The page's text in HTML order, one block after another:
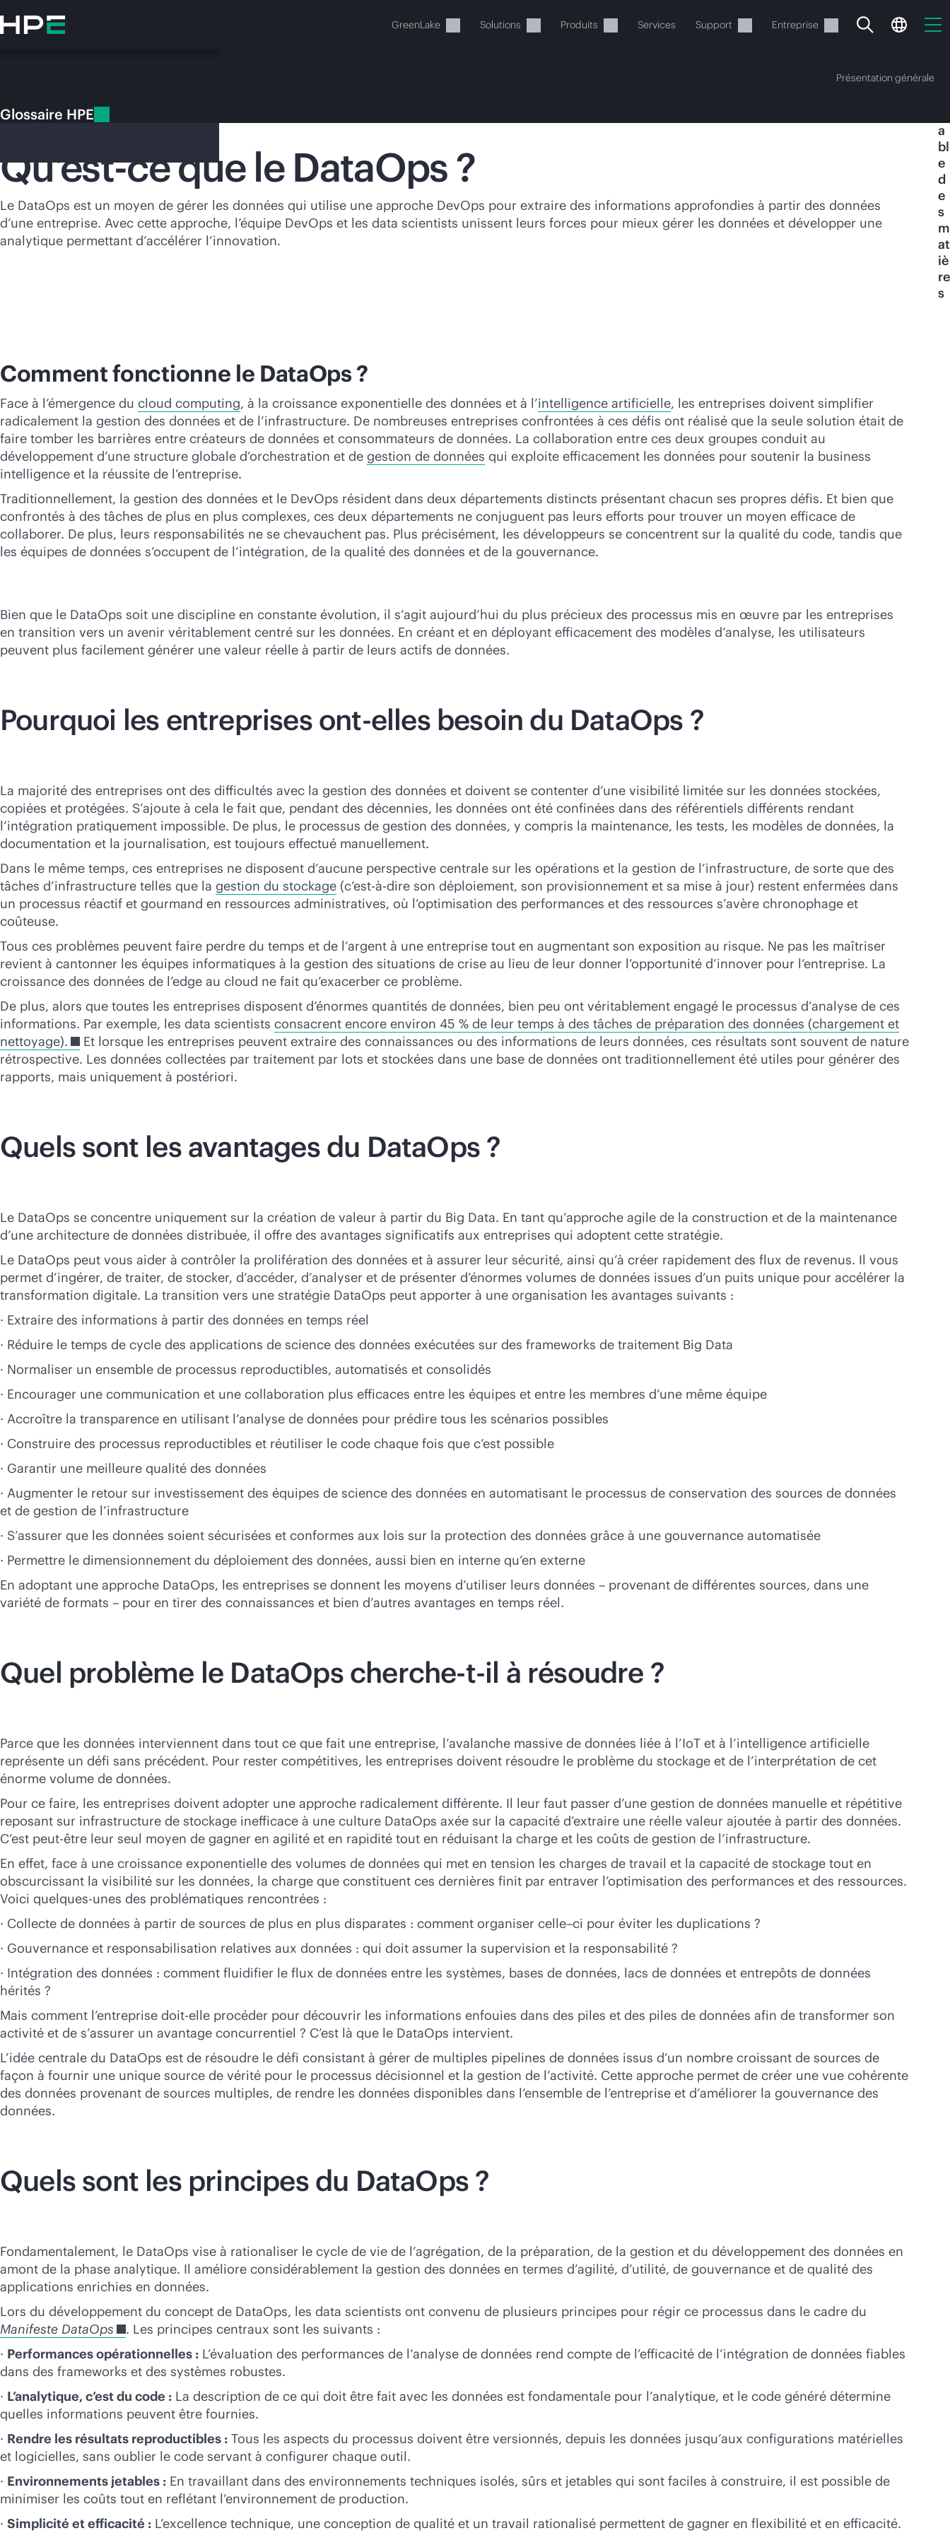
au
contenu
GreenLake Solutions Produits Services Support Entreprise
Votre panier est actuellement vide
Rendez-vous dans la boutique HPE pour découvrir, configurer et commander.
Présentation générale
Glossaire HPE
Qu’est-ce que le DataOps ?
Le DataOps est un moyen de gérer les données qui utilise une approche DevOps pour extraire des informations approfondies à partir des données
d’une entreprise. Avec cette approche, l’équipe DevOps et les data scientists unissent leurs forces pour mieux gérer les données et développer une
analytique permettant d’accélérer l’innovation.
a
bl
e
d
e
s
m
at
iè
re
s
Comment fonctionne le DataOps ?
Face à l’émergence du cloud computing, à la croissance exponentielle des données et à l’intelligence artificielle, les entreprises doivent simplifier
radicalement la gestion des données et de l’infrastructure. De nombreuses entreprises confrontées à ces défis ont réalisé que la seule solution était de
faire tomber les barrières entre créateurs de données et consommateurs de données. La collaboration entre ces deux groupes conduit au
développement d’une structure globale d’orchestration et de gestion de données qui exploite efficacement les données pour soutenir la business
intelligence et la réussite de l’entreprise.
Traditionnellement, la gestion des données et le DevOps résident dans deux départements distincts présentant chacun ses propres défis. Et bien que
confrontés à des tâches de plus en plus complexes, ces deux départements ne conjuguent pas leurs efforts pour trouver un moyen efficace de
collaborer. De plus, leurs responsabilités ne se chevauchent pas. Plus précisément, les développeurs se concentrent sur la qualité du code, tandis que
les équipes de données s’occupent de l’intégration, de la qualité des données et de la gouvernance.
Bien que le DataOps soit une discipline en constante évolution, il s’agit aujourd’hui du plus précieux des processus mis en œuvre par les entreprises
en transition vers un avenir véritablement centré sur les données. En créant et en déployant efficacement des modèles d’analyse, les utilisateurs
peuvent plus facilement générer une valeur réelle à partir de leurs actifs de données.
Pourquoi les entreprises ont-elles besoin du DataOps ?
La majorité des entreprises ont des difficultés avec la gestion des données et doivent se contenter d’une visibilité limitée sur les données stockées,
copiées et protégées. S’ajoute à cela le fait que, pendant des décennies, les données ont été confinées dans des référentiels différents rendant
l’intégration pratiquement impossible. De plus, le processus de gestion des données, y compris la maintenance, les tests, les modèles de données, la
documentation et la journalisation, est toujours effectué manuellement.
Dans le même temps, ces entreprises ne disposent d’aucune perspective centrale sur les opérations et la gestion de l’infrastructure, de sorte que des
tâches d’infrastructure telles que la gestion du stockage (c’est-à-dire son déploiement, son provisionnement et sa mise à jour) restent enfermées dans
un processus réactif et gourmand en ressources administratives, où l’optimisation des performances et des ressources s’avère chronophage et
coûteuse.
Tous ces problèmes peuvent faire perdre du temps et de l’argent à une entreprise tout en augmentant son exposition au risque. Ne pas les maîtriser
revient à cantonner les équipes informatiques à la gestion des situations de crise au lieu de leur donner l’opportunité d’innover pour l’entreprise. La
croissance des données de l’edge au cloud ne fait qu’exacerber ce problème.
De plus, alors que toutes les entreprises disposent d’énormes quantités de données, bien peu ont véritablement engagé le processus d’analyse de ces
informations. Par exemple, les data scientists consacrent encore environ 45 % de leur temps à des tâches de préparation des données (chargement et
nettoyage).
Et lorsque les entreprises peuvent extraire des connaissances ou des informations de leurs données, ces résultats sont souvent de nature
rétrospective. Les données collectées par traitement par lots et stockées dans une base de données ont traditionnellement été utiles pour générer des
rapports, mais uniquement à postériori.
Quels sont les avantages du DataOps ?
Le DataOps se concentre uniquement sur la création de valeur à partir du Big Data. En tant qu’approche agile de la construction et de la maintenance
d’une architecture de données distribuée, il offre des avantages significatifs aux entreprises qui adoptent cette stratégie.
Le DataOps peut vous aider à contrôler la prolifération des données et à assurer leur sécurité, ainsi qu’à créer rapidement des flux de revenus. Il vous
permet d’ingérer, de traiter, de stocker, d’accéder, d’analyser et de présenter d’énormes volumes de données issues d’un puits unique pour accélérer la
transformation digitale. La transition vers une stratégie DataOps peut apporter à une organisation les avantages suivants :
· Extraire des informations à partir des données en temps réel
· Réduire le temps de cycle des applications de science des données exécutées sur des frameworks de traitement Big Data
· Normaliser un ensemble de processus reproductibles, automatisés et consolidés
· Encourager une communication et une collaboration plus efficaces entre les équipes et entre les membres d’une même équipe
· Accroître la transparence en utilisant l’analyse de données pour prédire tous les scénarios possibles
· Construire des processus reproductibles et réutiliser le code chaque fois que c’est possible
· Garantir une meilleure qualité des données
· Augmenter le retour sur investissement des équipes de science des données en automatisant le processus de conservation des sources de données
et de gestion de l’infrastructure
· S’assurer que les données soient sécurisées et conformes aux lois sur la protection des données grâce à une gouvernance automatisée
· Permettre le dimensionnement du déploiement des données, aussi bien en interne qu’en externe
En adoptant une approche DataOps, les entreprises se donnent les moyens d’utiliser leurs données – provenant de différentes sources, dans une
variété de formats – pour en tirer des connaissances et bien d’autres avantages en temps réel.
Quel problème le DataOps cherche-t-il à résoudre ?
Parce que les données interviennent dans tout ce que fait une entreprise, l’avalanche massive de données liée à l’IoT et à l’intelligence artificielle
représente un défi sans précédent. Pour rester compétitives, les entreprises doivent résoudre le problème du stockage et de l’interprétation de cet
énorme volume de données.
Pour ce faire, les entreprises doivent adopter une approche radicalement différente. Il leur faut passer d’une gestion de données manuelle et répétitive
reposant sur infrastructure de stockage inefficace à une culture DataOps axée sur la capacité d’extraire une réelle valeur ajoutée à partir des données.
C’est peut-être leur seul moyen de gagner en agilité et en rapidité tout en réduisant la charge et les coûts de gestion de l’infrastructure.
En effet, face à une croissance exponentielle des volumes de données qui met en tension les charges de travail et la capacité de stockage tout en
obscurcissant la visibilité sur les données, la charge que constituent ces dernières finit par entraver l’optimisation des performances et des ressources.
Voici quelques-unes des problématiques rencontrées :
· Collecte de données à partir de sources de plus en plus disparates : comment organiser celle–ci pour éviter les duplications ?
· Gouvernance et responsabilisation relatives aux données : qui doit assumer la supervision et la responsabilité ?
· Intégration des données : comment fluidifier le flux de données entre les systèmes, bases de données, lacs de données et entrepôts de données
hérités ?
Mais comment l’entreprise doit-elle procéder pour découvrir les informations enfouies dans des piles et des piles de données afin de transformer son
activité et de s’assurer un avantage concurrentiel ? C’est là que le DataOps intervient.
L’idée centrale du DataOps est de résoudre le défi consistant à gérer de multiples pipelines de données issus d’un nombre croissant de sources de
façon à fournir une unique source de vérité pour le processus décisionnel et la gestion de l’activité. Cette approche permet de créer une vue cohérente
des données provenant de sources multiples, de rendre les données disponibles dans l’ensemble de l’entreprise et d’améliorer la gouvernance des
données.
Quels sont les principes du DataOps ?
Fondamentalement, le DataOps vise à rationaliser le cycle de vie de l’agrégation, de la préparation, de la gestion et du développement des données en
amont de la phase analytique. Il améliore considérablement la gestion des données en termes d’agilité, d’utilité, de gouvernance et de qualité des
applications enrichies en données.
Lors du développement du concept de DataOps, les data scientists ont convenu de plusieurs principes pour régir ce processus dans le cadre du
Manifeste DataOps
. Les principes centraux sont les suivants :
· Performances opérationnelles : L’évaluation des performances de l’analyse de données rend compte de l’efficacité de l’intégration de données fiables
dans des frameworks et des systèmes robustes.
· L’analytique, c’est du code : La description de ce qui doit être fait avec les données est fondamentale pour l’analytique, et le code généré détermine
quelles informations peuvent être fournies.
· Rendre les résultats reproductibles : Tous les aspects du processus doivent être versionnés, depuis les données jusqu’aux configurations matérielles
et logicielles, sans oublier le code servant à configurer chaque outil.
· Environnements jetables : En travaillant dans des environnements techniques isolés, sûrs et jetables qui sont faciles à construire, il est possible de
minimiser les coûts tout en reflétant l’environnement de production.
· Simplicité et efficacité : L’excellence technique, une conception de qualité et un travail rationalisé permettent de gagner en flexibilité et en efficacité.